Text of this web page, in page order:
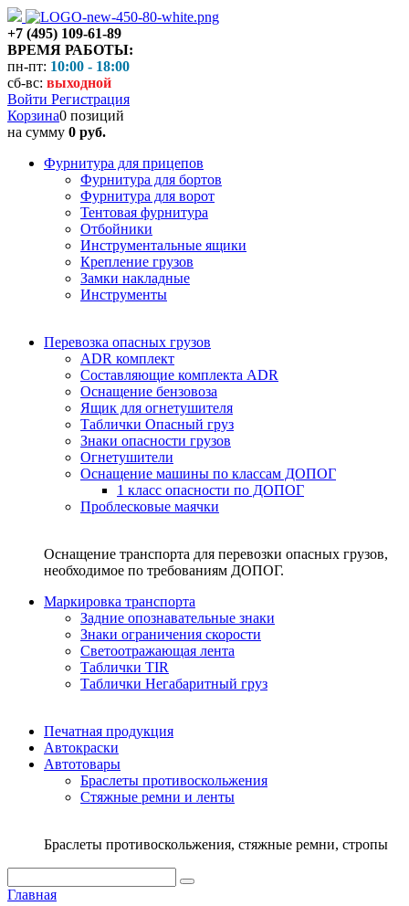
+7 (495) 109-61-89
ВРЕМЯ РАБОТЫ:
пн-пт: 10:00 - 18:00
сб-вс: выходной
Войти Регистрация
Корзина0 позиций
на сумму 0 руб.
Фурнитура для прицепов
Фурнитура для бортов
Фурнитура для ворот
Тентовая фурнитура
Отбойники
Инструментальные ящики
Крепление грузов
Замки накладные
Инструменты
Перевозка опасных грузов
ADR комплект
Составляющие комплекта ADR
Оснащение бензовоза
Ящик для огнетушителя
Таблички Опасный груз
Знаки опасности грузов
Огнетушители
Оснащение машины по классам ДОПОГ
1 класс опасности по ДОПОГ
Проблесковые маячки
Оснащение транспорта для перевозки опасных грузов,
необходимое по требованиям ДОПОГ.
Маркировка транспорта
Задние опознавательные знаки
Знаки ограничения скорости
Светоотражающая лента
Таблички TIR
Таблички Негабаритный груз
Печатная продукция
Автокраски
Автотовары
Браслеты противоскольжения
Стяжныe ремни и ленты
Браслеты противоскольжения, стяжные ремни, стропы
Главная